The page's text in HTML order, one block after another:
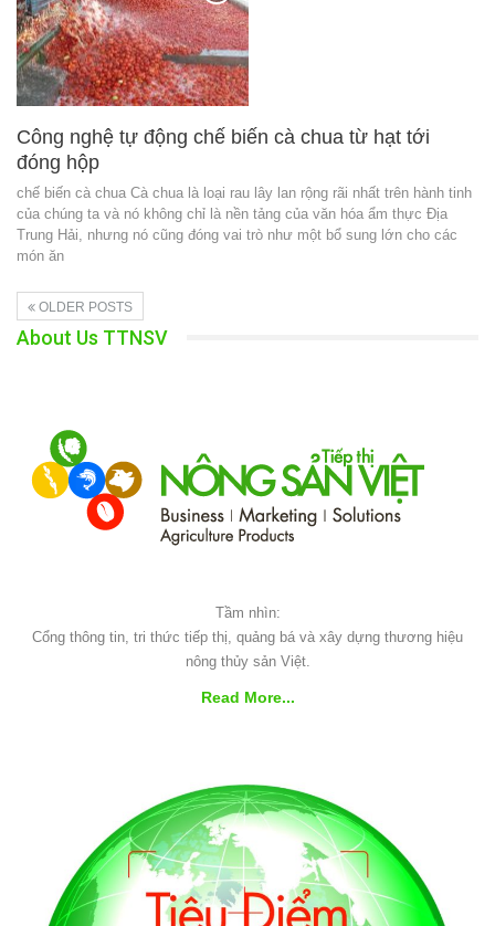
Công nghệ tự động chế biến cà chua từ hạt tới
đóng hộp
chế biến cà chua Cà chua là loại rau lây lan rộng rãi nhất trên hành tinh
của chúng ta và nó không chỉ là nền tảng của văn hóa ẩm thực Địa
Trung Hải, nhưng nó cũng đóng vai trò như một bổ sung lớn cho các
món ăn
OLDER POSTS
About Us TTNSV
Tầm nhìn:
Cổng thông tin, tri thức tiếp thị, quảng bá và xây dựng thương hiệu
nông thủy sản Việt.
Read More...